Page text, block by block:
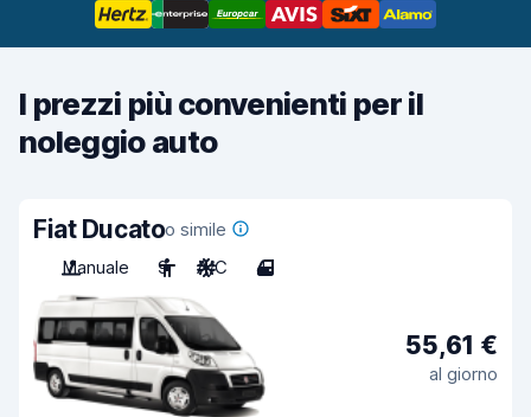
I prezzi più convenienti per il
noleggio auto
Fiat Ducatoo simile
Manuale
9 A/C 4
55,61 €
al giorno